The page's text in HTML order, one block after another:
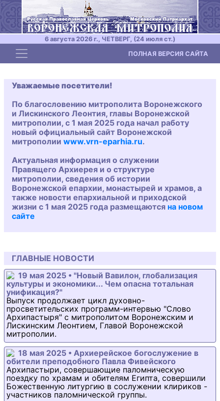
6 августа 2026 г., ЧЕТВЕРГ, (24 июля ст.)
Toggle navigation ПОЛНАЯ ВЕРСИЯ САЙТА
Уважаемые посетители!
По благословению митрополита Воронежского
и Лискинского Леонтия, главы Воронежской
митрополии, с 1 мая 2025 года начал работу
новый официальный сайт Воронежской
митрополии www.vrn-eparhia.ru.
Актуальная информация о служении
Правящего Архиерея и о структуре
митрополии, сведения об истории
Воронежской епархии, монастырей и храмов, а
также новости епархиальной и приходской
жизни с 1 мая 2025 года размещаются на новом
сайте
ГЛАВНЫЕ НОВОСТИ
19 мая 2025 • "Новый Вавилон, глобализация
культуры и экономики... Чем опасна тотальная
унификация?"
Выпуск продолжает цикл духовно-
просветительских программ-интервью "Слово
Архипастыря" с митрополитом Воронежским и
Лискинским Леонтием, Главой Воронежской
митрополии.
18 мая 2025 • Архиерейское богослужение в
обители преподобного Павла Фивейского
Архипастыри, совершающие паломническую
поездку по храмам и обителям Египта, совершили
Божественную литургию в сослужении клириков -
участников паломнической группы.